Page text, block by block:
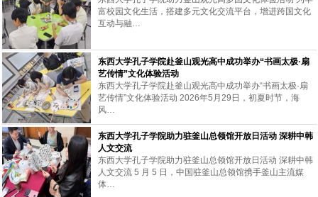
富校园文化生活，搭建多元文化交流平台，增进跨国文化
互动与融…
东西大学孔子学院赴釜山观光高中成功举办“书画太极·扇
艺传情”文化体验活动
东西大学孔子学院赴釜山观光高中成功举办“书画太极·扇
艺传情”文化体验活动 2026年5月29日，初夏时节，海
风…
东西大学孔子学院助力驻釜山总领馆开放日活动 深耕中韩
人文交流
东西大学孔子学院助力驻釜山总领馆开放日活动 深耕中韩
人文交流 5 月 5 日，中国驻釜山总领馆携手釜山主流媒
体…